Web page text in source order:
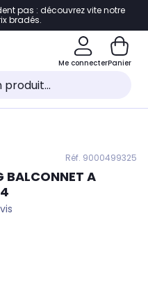
page
pas : découvrez vite notre
bradés.
Me connecterPanier
Réf. 9000499325
BALCONNET A